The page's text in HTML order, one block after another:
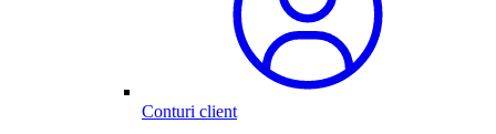
Conturi client